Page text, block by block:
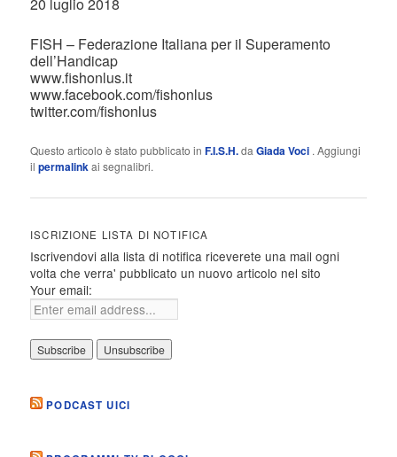
FISH – Federazione Italiana per il Superamento
dell’Handicap
www.fishonlus.it
www.facebook.com/fishonlus
twitter.com/fishonlus
Questo articolo è stato pubblicato inF.I.S.H.daGiada Voci . Aggiungi
ilpermalinkai segnalibri.
ISCRIZIONE LISTA DI NOTIFICA
Iscrivendovi alla lista di notifica riceverete una mail ogni
volta che verra' pubblicato un nuovo articolo nel sito
Your email:
PODCAST UICI